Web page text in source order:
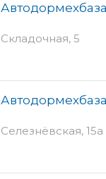
Складочная, 5
Селезнёвская, 15а